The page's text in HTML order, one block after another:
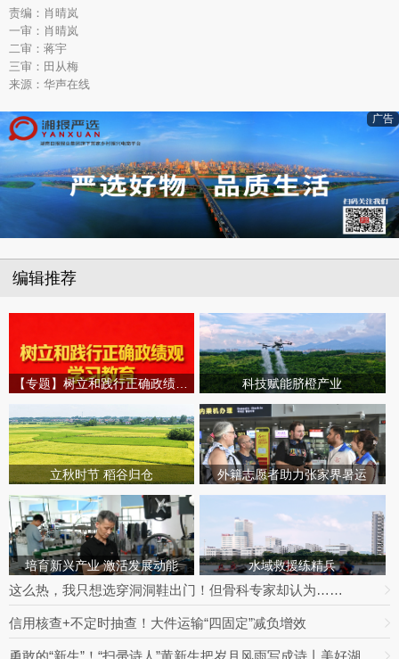
责编：肖晴岚
一审：肖晴岚
二审：蒋宇
三审：田从梅
来源：华声在线
广告
编辑推荐
科技赋能脐橙产业
立秋时节 稻谷归仓 外籍志愿者助力张家界暑运
培育新兴产业 激活发展动能 水域救援练精兵
这么热，我只想选穿洞洞鞋出门！但骨科专家却认为……
信用核查+不定时抽查！大件运输“四固定”减负增效